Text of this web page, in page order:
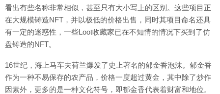
看出有些名称非常相似，甚至只有大小写上的区别。这些项目正
在大规模铸造NFT，并以极低的价格出售，同时其项目命名还具
有一定的迷惑性，一些Loot收藏家已在不知情的情况下买到了仿
盘铸造的NFT。
16世纪，海上马车夫荷兰爆发了史上著名的郁金香泡沫。郁金香
作为一种不易保存的农产品，价格一度超过黄金，其中除了炒作
因素外，更多的是一种文化符号，即郁金香代表着财富和地位。